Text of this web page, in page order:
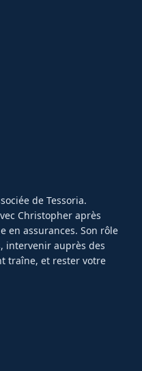
de Tessoria.
Christopher après
en assurances. Son rôle
intervenir auprès des
traîne, et rester votre